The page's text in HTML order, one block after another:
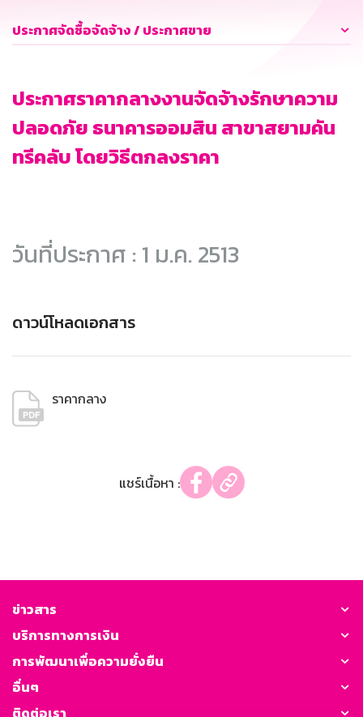
ประกาศจัดซื้อจัดจ้าง / ประกาศขาย
ประกาศราคากลางงานจัดจ้างรักษาความ
ปลอดภัย ธนาคารออมสิน สาขาสยามคัน
ทรีคลับ โดยวิธีตกลงราคา
วันที่ประกาศ : 1 ม.ค. 2513
ดาวน์โหลดเอกสาร
ราคากลาง
แชร์เนื้อหา :
ข่าวสาร
บริการทางการเงิน
การพัฒนาเพื่อความยั่งยืน
อื่นๆ